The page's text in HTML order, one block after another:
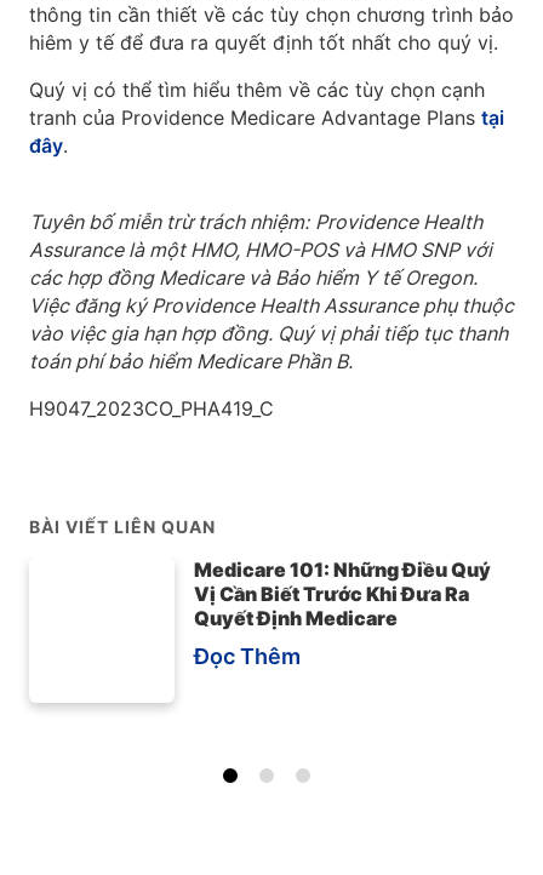
thông tin cần thiết về các tùy chọn chương trình bảo
hiêm y tế để đưa ra quyết định tốt nhất cho quý vị.
Quý vị có thể tìm hiểu thêm về các tùy chọn cạnh
tranh của Providence Medicare Advantage Plans tại
đây.
Tuyên bố miễn trừ trách nhiệm: Providence Health
Assurance là một HMO, HMO-POS và HMO SNP với
các hợp đồng Medicare và Bảo hiểm Y tế Oregon.
Việc đăng ký Providence Health Assurance phụ thuộc
vào việc gia hạn hợp đồng. Quý vị phải tiếp tục thanh
toán phí bảo hiểm Medicare Phần B.
H9047_2023CO_PHA419_C
BÀI VIẾT LIÊN QUAN
Medicare 101: Những Điều Quý
Vị Cần Biết Trước Khi Đưa Ra
Quyết Định Medicare
Đọc Thêm